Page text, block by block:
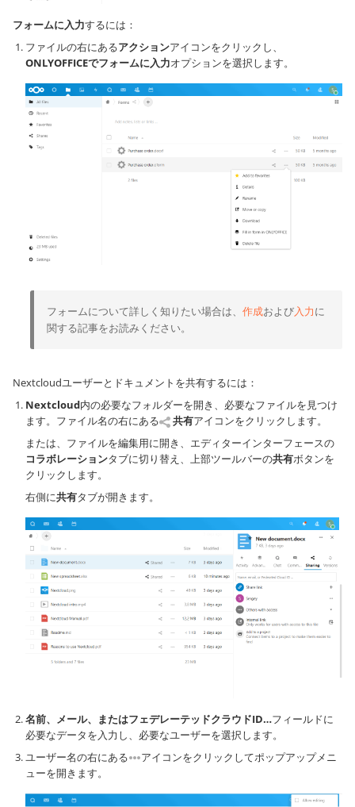
フォームに入力するには：
ファイルの右にあるアクションアイコンをクリックし、
ONLYOFFICEでフォームに入力オプションを選択します。
フォームについて詳しく知りたい場合は、 作成および入力に
関する記事をお読みください。
Nextcloudユーザーとドキュメントを共有するには：
Nextcloud内の必要なフォルダーを開き、必要なファイルを見つけ
ます。ファイル名の右にある
共有アイコンをクリックします。
または、ファイルを編集用に開き、エディターインターフェースの
コラボレーションタブに切り替え、上部ツールバーの共有ボタンを
クリックします。
右側に共有タブが開きます。
名前、メール、またはフェデレーテッドクラウドID…フィールドに
必要なデータを入力し、必要なユーザーを選択します。
ユーザー名の右にある
アイコンをクリックしてポップアップメニ
ューを開きます。